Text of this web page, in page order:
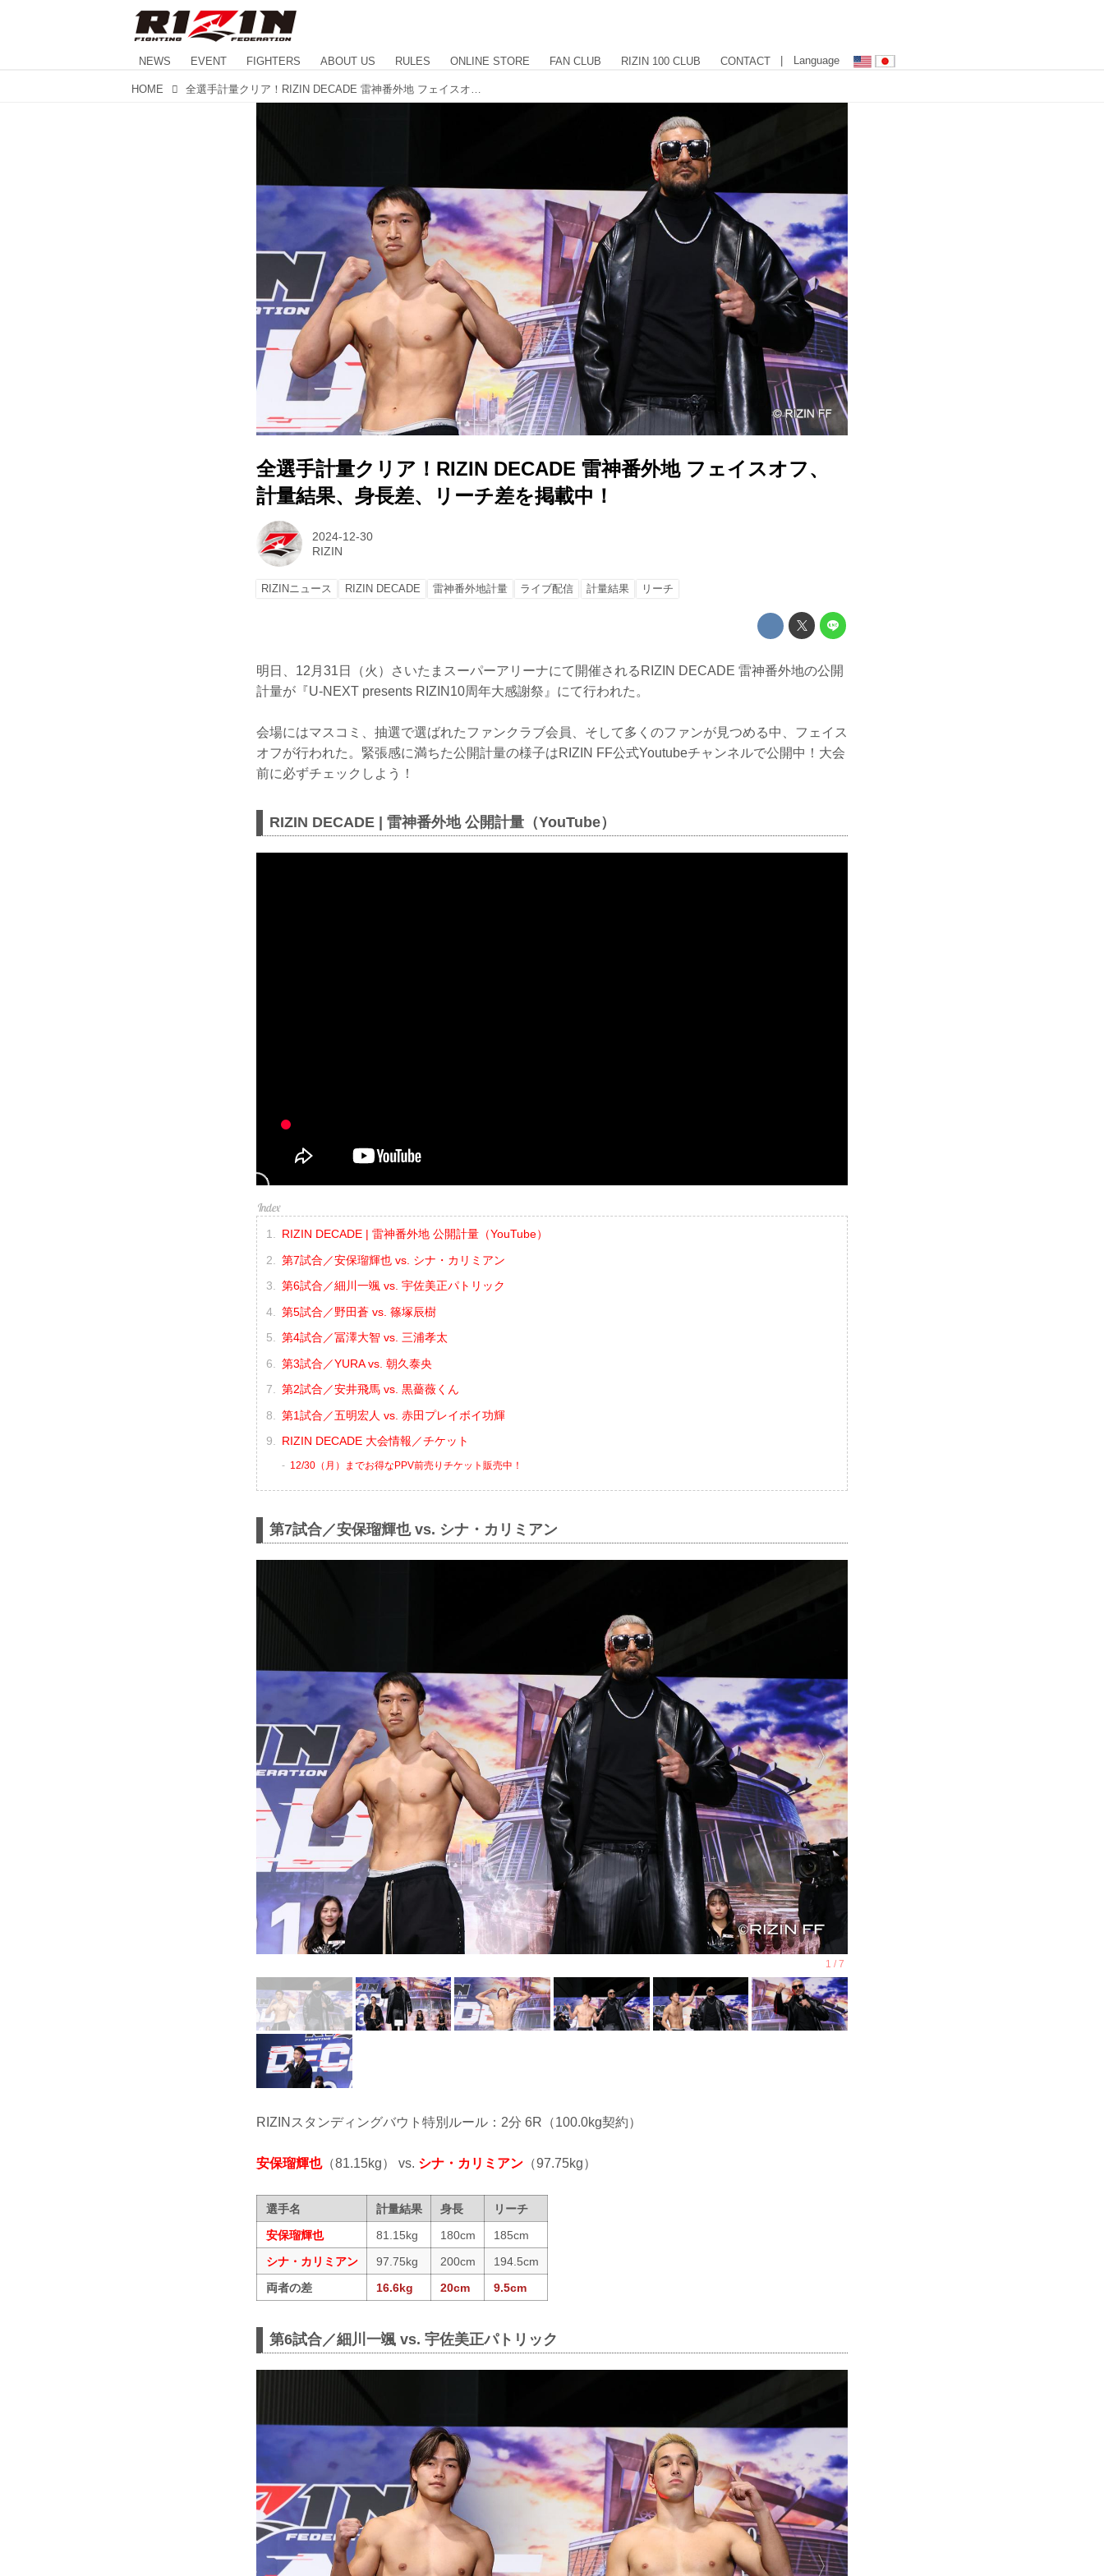
NEWS EVENT FIGHTERS ABOUT US RULES ONLINE STORE FAN CLUB RIZIN 100 CLUB CONTACT | Language
HOME
全選手計量クリア！RIZIN DECADE 雷神番外地 フェイスオフ、
計量結果、身長差、リーチ差を掲載中！
2024-12-30
RIZIN
RIZINニュース RIZIN DECADE 雷神番外地計量 ライブ配信 計量結果 リーチ
明日、12月31日（火）さいたまスーパーアリーナにて開催されるRIZIN DECADE 雷神番外地の公開
計量が『U-NEXT presents RIZIN10周年大感謝祭』にて行われた。
会場にはマスコミ、抽選で選ばれたファンクラブ会員、そして多くのファンが見つめる中、フェイス
オフが行われた。緊張感に満ちた公開計量の様子はRIZIN FF公式Youtubeチャンネルで公開中！大会
前に必ずチェックしよう！
RIZIN DECADE | 雷神番外地 公開計量（YouTube）
RIZIN DECADE | 雷神番外地 公開計量（YouTube）
第7試合／安保瑠輝也 vs. シナ・カリミアン
第6試合／細川一颯 vs. 宇佐美正パトリック
第5試合／野田蒼 vs. 篠塚辰樹
第4試合／冨澤大智 vs. 三浦孝太
第3試合／YURA vs. 朝久泰央
第2試合／安井飛馬 vs. 黒薔薇くん
第1試合／五明宏人 vs. 赤田プレイボイ功輝
RIZIN DECADE 大会情報／チケット
12/30（月）までお得なPPV前売りチケット販売中！
第7試合／安保瑠輝也 vs. シナ・カリミアン
RIZINスタンディングバウト特別ルール：2分 6R（100.0kg契約）
安保瑠輝也（81.15kg） vs. シナ・カリミアン （97.75kg）
選手名 計量結果 身長
リーチ
安保瑠輝也
81.15kg 180cm
185cm
シナ・カリミアン
97.75kg 200cm
194.5cm
両者の差
16.6kg 20cm 9.5cm
第6試合／細川一颯 vs. 宇佐美正パトリック